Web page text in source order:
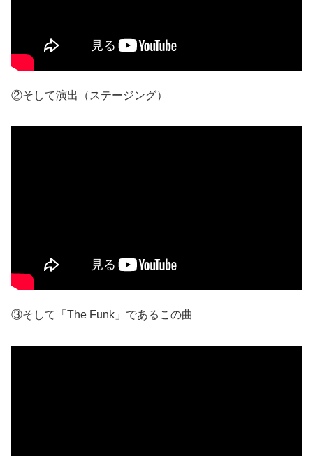
②そして演出（ステージング）
③そして「The Funk」であるこの曲